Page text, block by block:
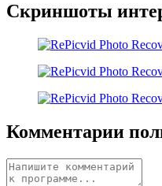
Скриншоты
Комментарии